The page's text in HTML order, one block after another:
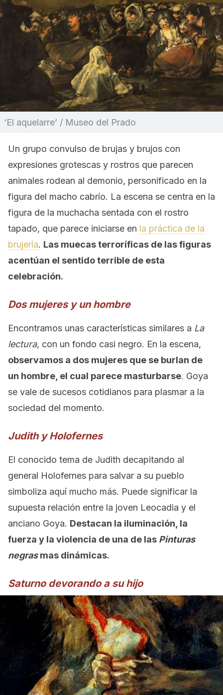
‘El aquelarre’ / Museo del Prado
Un grupo convulso de brujas y brujos con
expresiones grotescas y rostros que parecen
animales rodean al demonio, personificado en la
figura del macho cabrío. La escena se centra en la
figura de la muchacha sentada con el rostro
tapado, que parece iniciarse en la práctica de la
brujería. Las muecas terroríficas de las figuras
acentúan el sentido terrible de esta
celebración.
Dos mujeres y un hombre
Encontramos unas características similares a La
lectura, con un fondo casi negro. En la escena,
observamos a dos mujeres que se burlan de
un hombre, el cual parece masturbarse. Goya
se vale de sucesos cotidianos para plasmar a la
sociedad del momento.
Judith y Holofernes
El conocido tema de Judith decapitando al
general Holofernes para salvar a su pueblo
simboliza aquí mucho más. Puede significar la
supuesta relación entre la joven Leocadia y el
anciano Goya. Destacan la iluminación, la
fuerza y la violencia de una de las Pinturas
negrasmas dinámicas.
Saturno devorando a su hijo